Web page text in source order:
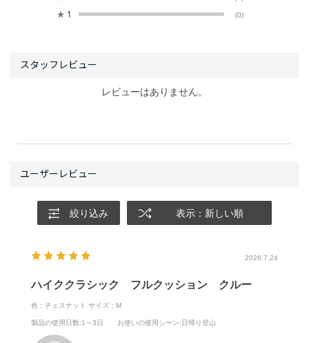
★ 1 (0)
絞り込み 表示：新しい順
2026.7.24
ハイククラシック フルクッション クルー
色：チェスナット サイズ：M
製品の使用日数:1～3日 お使いの使用シーン:日帰り登山
レビューはありません。